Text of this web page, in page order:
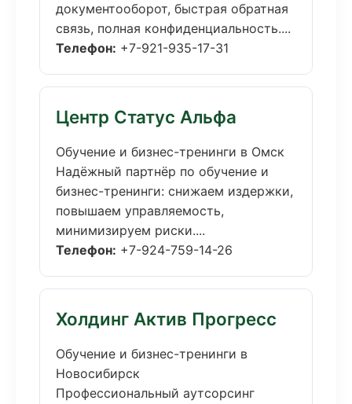
документооборот, быстрая обратная
связь, полная конфиденциальность....
Телефон: +7-921-935-17-31
Центр Статус Альфа
Обучение и бизнес-тренинги в Омск
Надёжный партнёр по обучение и
бизнес-тренинги: снижаем издержки,
повышаем управляемость,
минимизируем риски....
Телефон: +7-924-759-14-26
Холдинг Актив Прогресс
Обучение и бизнес-тренинги в
Новосибирск
Профессиональный аутсорсинг